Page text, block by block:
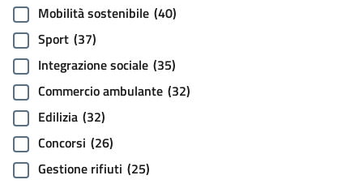
Mobilità sostenibile (40)
Sport (37)
Integrazione sociale (35)
Commercio ambulante (32)
Edilizia (32)
Concorsi (26)
Gestione rifiuti (25)